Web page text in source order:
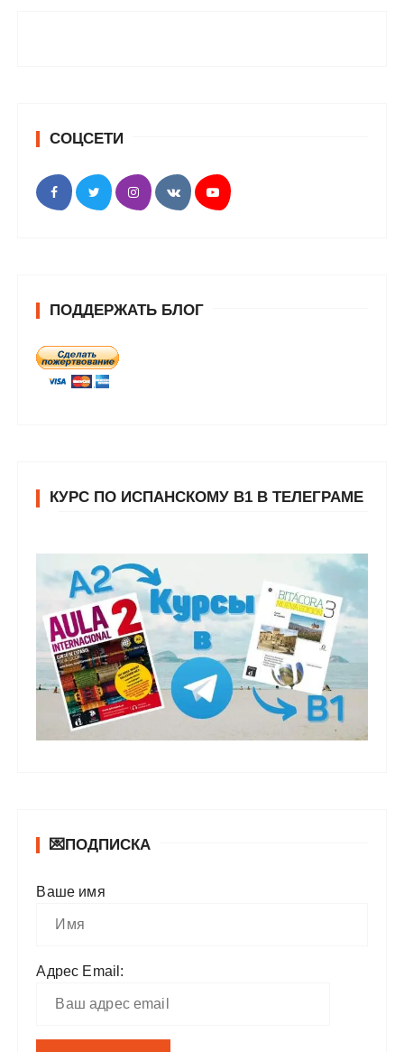
СОЦСЕТИ
ПОДДЕРЖАТЬ БЛОГ
КУРС ПО ИСПАНСКОМУ В1 В ТЕЛЕГРАМЕ
💌ПОДПИСКА
Ваше имя
Адрес Email: